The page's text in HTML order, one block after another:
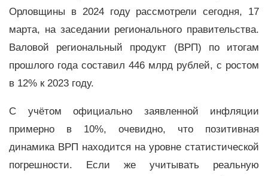
Орловщины в 2024 году рассмотрели сегодня, 17
марта, на заседании регионального правительства.
Валовой региональный продукт (ВРП) по итогам
прошлого года составил 446 млрд рублей, с ростом
в 12% к 2023 году.
С учётом официально заявленной инфляции
примерно в 10%, очевидно, что позитивная
динамика ВРП находится на уровне статистической
погрешности. Если же учитывать реальную